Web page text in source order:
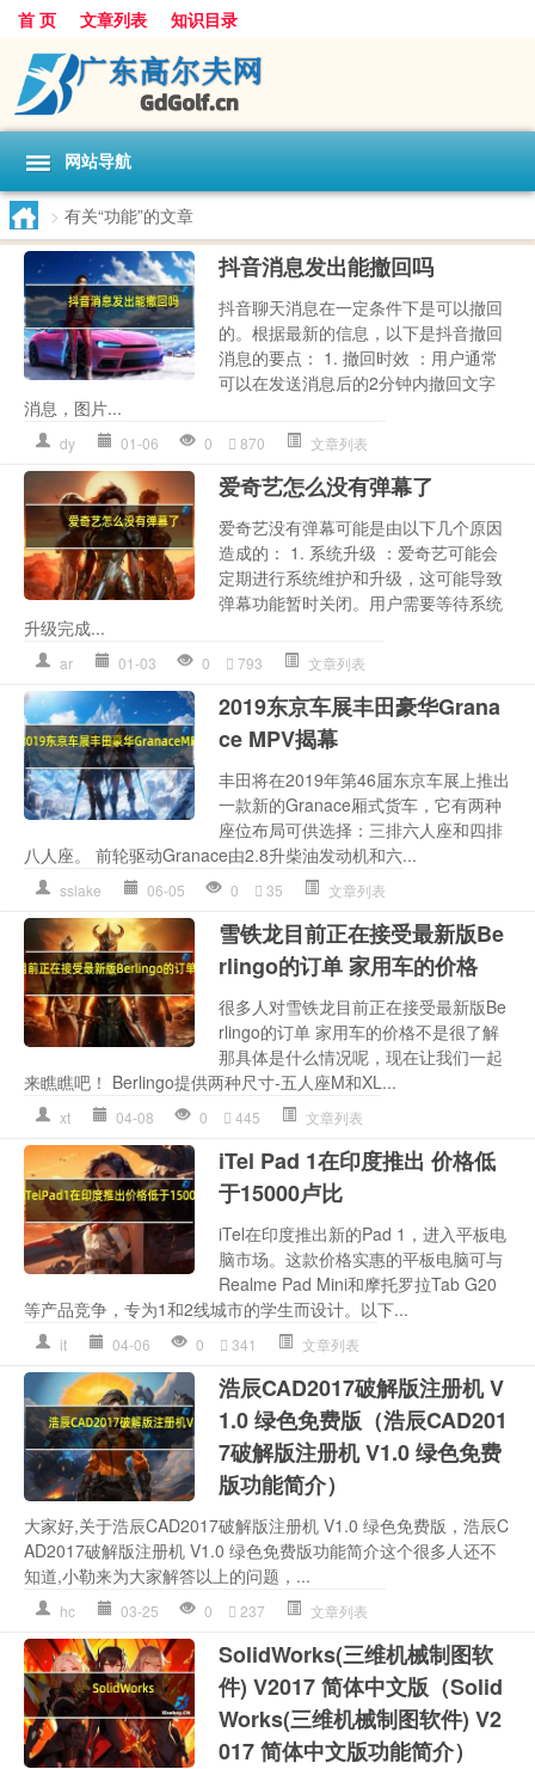
首 页 文章列表 知识目录
网站导航
> 有关“功能”的文章
抖音消息发出能撤回吗
抖音聊天消息在一定条件下是可以撤回
的。根据最新的信息，以下是抖音撤回
消息的要点： 1. 撤回时效 ：用户通常
可以在发送消息后的2分钟内撤回文字
消息，图片...
dy 01-06 0 870 文章列表
爱奇艺怎么没有弹幕了
爱奇艺没有弹幕可能是由以下几个原因
造成的： 1. 系统升级 ：爱奇艺可能会
定期进行系统维护和升级，这可能导致
弹幕功能暂时关闭。用户需要等待系统
升级完成...
ar 01-03 0 793 文章列表
2019东京车展丰田豪华Grana
ce MPV揭幕
丰田将在2019年第46届东京车展上推出
一款新的Granace厢式货车，它有两种
座位布局可供选择：三排六人座和四排
八人座。 前轮驱动Granace由2.8升柴油发动机和六...
sslake 06-05 0 35 文章列表
雪铁龙目前正在接受最新版Be
rlingo的订单 家用车的价格
很多人对雪铁龙目前正在接受最新版Be
rlingo的订单 家用车的价格不是很了解
那具体是什么情况呢，现在让我们一起
来瞧瞧吧！ Berlingo提供两种尺寸-五人座M和XL...
xt 04-08 0 445 文章列表
iTel Pad 1在印度推出 价格低
于15000卢比
iTel在印度推出新的Pad 1，进入平板电
脑市场。这款价格实惠的平板电脑可与
Realme Pad Mini和摩托罗拉Tab G20
等产品竞争，专为1和2线城市的学生而设计。以下...
it 04-06 0 341 文章列表
浩辰CAD2017破解版注册机 V
1.0 绿色免费版（浩辰CAD201
7破解版注册机 V1.0 绿色免费
版功能简介）
大家好,关于浩辰CAD2017破解版注册机 V1.0 绿色免费版，浩辰C
AD2017破解版注册机 V1.0 绿色免费版功能简介这个很多人还不
知道,小勒来为大家解答以上的问题，...
hc 03-25 0 237 文章列表
SolidWorks(三维机械制图软
件) V2017 简体中文版（Solid
Works(三维机械制图软件) V2
017 简体中文版功能简介）